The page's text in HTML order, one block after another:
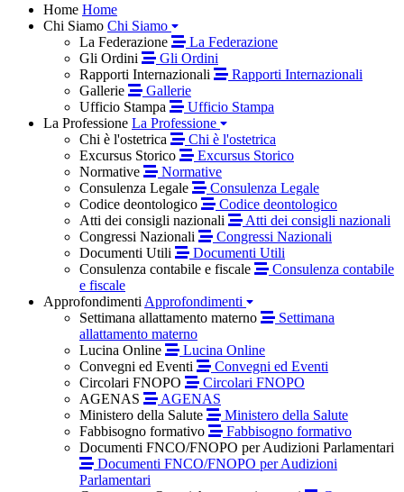
Home Home
Chi Siamo Chi Siamo
La Federazione
La Federazione
Gli Ordini
Gli Ordini
Rapporti Internazionali
Rapporti Internazionali
Gallerie
Gallerie
Ufficio Stampa
Ufficio Stampa
La Professione La Professione
Chi è l'ostetrica
Chi è l'ostetrica
Excursus Storico
Excursus Storico
Normative
Normative
Consulenza Legale
Consulenza Legale
Codice deontologico
Codice deontologico
Atti dei consigli nazionali
Atti dei consigli nazionali
Congressi Nazionali
Congressi Nazionali
Documenti Utili
Documenti Utili
Consulenza contabile e fiscale
Consulenza contabile
e fiscale
Approfondimenti Approfondimenti
Settimana allattamento materno
Settimana
allattamento materno
Lucina Online
Lucina Online
Convegni ed Eventi
Convegni ed Eventi
Circolari FNOPO
Circolari FNOPO
AGENAS
AGENAS
Ministero della Salute
Ministero della Salute
Fabbisogno formativo
Fabbisogno formativo
Documenti FNCO/FNOPO per Audizioni Parlamentari
Documenti FNCO/FNOPO per Audizioni
Parlamentari